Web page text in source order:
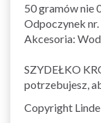
50 gramów nie
Odpoczynek nr.
Akcesoria:
SZYDEŁKO
potrzebujesz,
Copyright